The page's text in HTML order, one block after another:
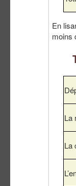
En
moins
La
La